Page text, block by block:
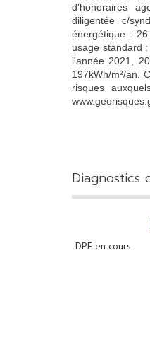
d'honoraires
diligentée c/
énergétique :
usage standard
l'année 2021,
197kWh/m²/an.
risques
DPE en cours